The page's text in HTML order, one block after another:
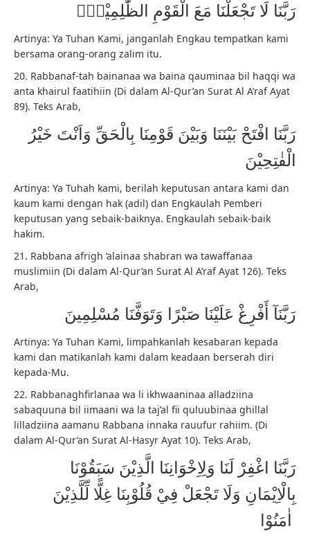
رَبَّنَا لَا تَجْعَلْنَا مَعَ الْقَوْمِ الظّٰلِمِيْنَࣖ
Artinya: Ya Tuhan Kami, janganlah Engkau tempatkan kami
bersama orang-orang zalim itu.
20. Rabbanaf-tah bainanaa wa baina qauminaa bil haqqi wa
anta khairul faatihiin (Di dalam Al-Qur’an Surat Al A’raf Ayat
89). Teks Arab,
رَبَّنَا افْتَحْ بَيْنَنَا وَبَيْنَ قَوْمِنَا بِالْحَقِّ وَاَنْتَ خَيْرُ
الْفٰتِحِيْنَ
Artinya: Ya Tuhah kami, berilah keputusan antara kami dan
kaum kami dengan hak (adil) dan Engkaulah Pemberi
keputusan yang sebaik-baiknya. Engkaulah sebaik-baik
hakim.
21. Rabbana afrigh ‘alainaa shabran wa tawaffanaa
muslimiin (Di dalam Al-Qur’an Surat Al A’raf Ayat 126). Teks
Arab,
رَبَّنَآ أَفْرِغْ عَلَيْنَا صَبْرًا وَتَوَفَّنَا مُسْلِمِينَ
Artinya: Ya Tuhan Kami, limpahkanlah kesabaran kepada
kami dan matikanlah kami dalam keadaan berserah diri
kepada-Mu.
22. Rabbanaghfirlanaa wa li ikhwaaninaa alladziina
sabaquuna bil iimaani wa la taj’al fii quluubinaa ghillal
lilladziina aamanu Rabbana innaka rauufur rahiim. (Di
dalam Al-Qur’an Surat Al-Hasyr Ayat 10). Teks Arab,
بِالْاِيْمَانِ وَلَا تَجْعَلْ فِيْ قُلُوْبِنَا غِلًّا لِّلَّذِيْنَ